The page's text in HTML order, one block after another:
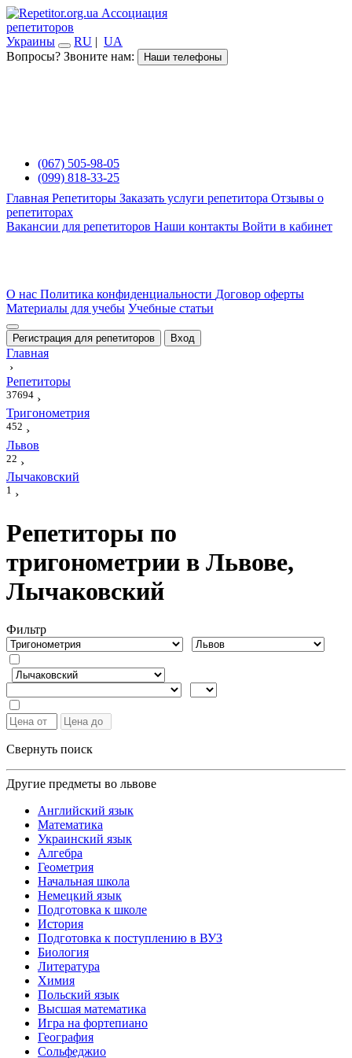
Ассоциация
репетиторов
Украины
RU | UA
Вопросы? Звоните нам:
Наши телефоны
(067) 505-98-05
(099) 818-33-25
Главная Репетиторы Заказать услуги репетитора Отзывы о
репетиторах
Вакансии для репетиторов Наши контакты Войти в кабинет
О нас Политика конфиденциальности Договор оферты
Материалы для учебы Учебные статьи
Регистрация для репетиторов Вход
Главная
›
Репетиторы
37694 ›
Тригонометрия
452 ›
Львов
22 ›
Лычаковский
1 ›
Репетиторы по
тригонометрии в Львове,
Лычаковский
Фильтр
Свернуть поиск
Другие предметы во львове
Английский язык
Математика
Украинский язык
Алгебра
Геометрия
Начальная школа
Немецкий язык
Подготовка к школе
История
Подготовка к поступлению в ВУЗ
Биология
Литература
Химия
Польский язык
Высшая математика
Игра на фортепиано
География
Сольфеджио